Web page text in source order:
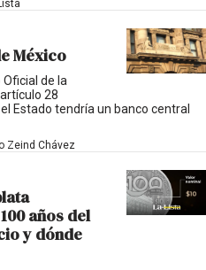
México
Oficial de la
28
Estado tendría un banco central
Zeind Chávez
años del
y dónde